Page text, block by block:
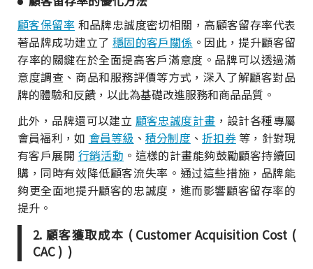
顧客保留率 和品牌忠誠度密切相關，高顧客留存率代表
著品牌成功建立了 穩固的客戶關係 。因此，提升顧客留
存率的關鍵在於全面提高客戶滿意度。品牌可以透過滿
意度調查、商品和服務評價等方式，深入了解顧客對品
牌的體驗和反饋，以此為基礎改進服務和商品品質。
此外，品牌還可以建立 顧客忠誠度計畫 ，設計各種專屬
會員福利，如 會員等級 、 積分制度 、折扣券等，針對現
有客戶展開 行銷活動 。這樣的計畫能夠鼓勵顧客持續回
購，同時有效降低顧客流失率。通过這些措施，品牌能
夠更全面地提升顧客的忠誠度，進而影響顧客留存率的
提升。
2. 顧客獲取成本 ( Customer Acquisition Cost (
CAC ) )